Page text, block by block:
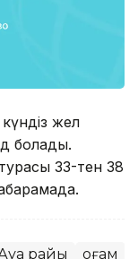
жел
болады.
33-тен 38
райы Қоғам